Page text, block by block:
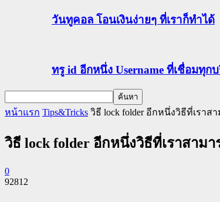
วันทูคอล โอนเงินง่ายๆ ที่เราก็ทำได้
ทรู id อีกหนึ่ง Username ที่เชื่อมทุก
หน้าแรก Tips&Tricks วิธี lock folder อีกหนึ่งวิธีที่เรา
วิธี lock folder อีกหนึ่งวิธีที่เราสาม
0
92812